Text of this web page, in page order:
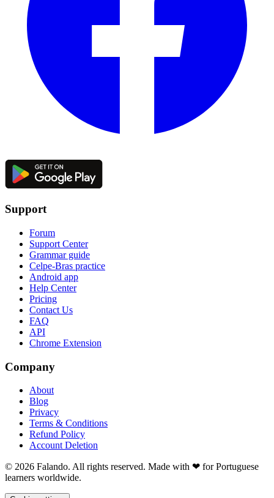
Support
Forum
Support Center
Grammar guide
Celpe-Bras practice
Android app
Help Center
Pricing
Contact Us
FAQ
API
Chrome Extension
Company
About
Blog
Privacy
Terms & Conditions
Refund Policy
Account Deletion
© 2026 Falando. All rights reserved. Made with ❤ for Portuguese
learners worldwide.